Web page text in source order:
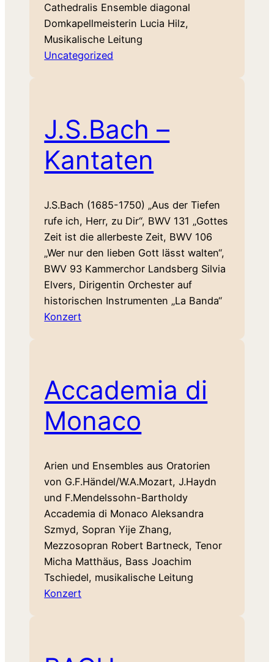
Cathedralis Ensemble diagonal
Domkapellmeisterin Lucia Hilz,
Musikalische Leitung
Uncategorized
J.S.Bach –
Kantaten
J.S.Bach (1685-1750) „Aus der Tiefen
rufe ich, Herr, zu Dir“, BWV 131 „Gottes
Zeit ist die allerbeste Zeit, BWV 106
„Wer nur den lieben Gott lässt walten“,
BWV 93 Kammerchor Landsberg Silvia
Elvers, Dirigentin Orchester auf
historischen Instrumenten „La Banda“
Konzert
Accademia di
Monaco
Arien und Ensembles aus Oratorien
von G.F.Händel/W.A.Mozart, J.Haydn
und F.Mendelssohn-Bartholdy
Accademia di Monaco Aleksandra
Szmyd, Sopran Yije Zhang,
Mezzosopran Robert Bartneck, Tenor
Micha Matthäus, Bass Joachim
Tschiedel, musikalische Leitung
Konzert